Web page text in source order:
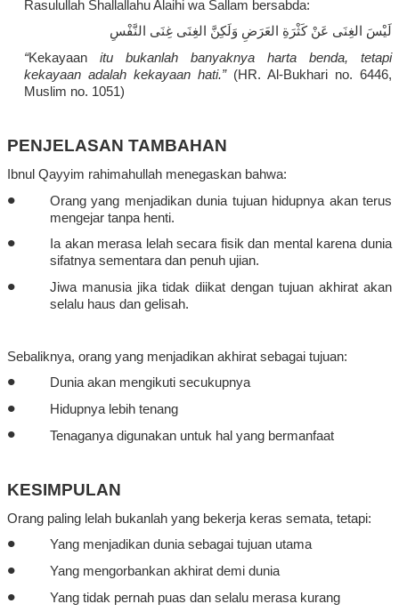
Rasulullah ShallallahuAlaihi waSallam bersabda:
لَيْسَ الغِنَى عَنْ كَثْرَةِ العَرَضِ وَلَكِنَّ الغِنَى غِنَى النَّفْسِ
“Kekayaan itu bukanlah banyaknya harta benda,tetapi
kekayaan adalah kekayaan hati.” (HR. Al-Bukhari no. 6446,
Muslim no. 1051)
PENJELASAN TAMBAHAN
Ibnul Qayyim rahimahullah menegaskan bahwa:
• Orang yang menjadikandunia tujuan hidupnya akan terus
mengejar tanpa henti.
• Ia akan merasa lelah secara fisikdan mental karenadunia
sifatnya sementaradan penuh ujian.
• Jiwa manusia jika tidak diikat dengan tujuan akhirat akan
selalu haus dan gelisah.
Sebaliknya, orang yang menjadikan akhirat sebagai tujuan:
• Dunia akan mengikuti secukupnya
• Hidupnya lebih tenang
• Tenaganya digunakan untuk hal yang bermanfaat
KESIMPULAN
Orang paling lelah bukanlah yang bekerja keras semata, tetapi:
• Yang menjadikan duniasebagai tujuan utama
• Yang mengorbankan akhirat demi dunia
• Yang tidak pernah puas dan selalu merasa kurang